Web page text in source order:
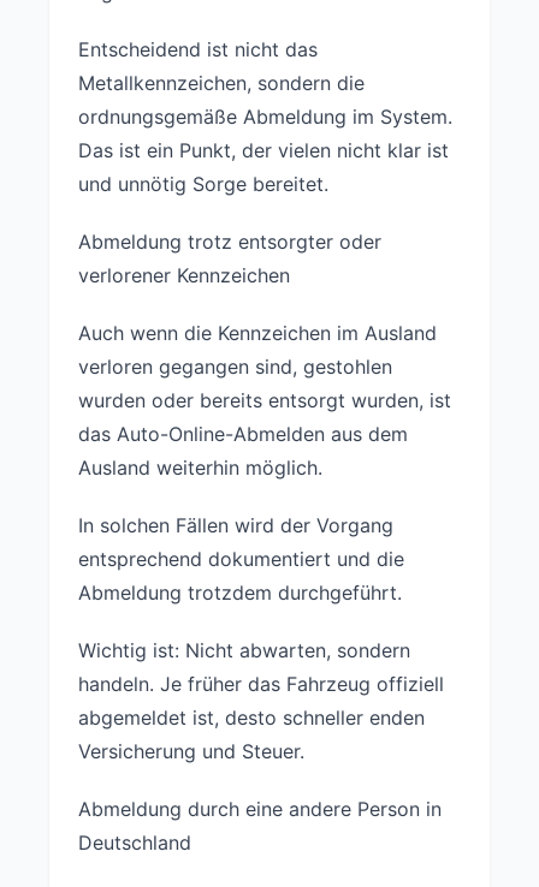
Entscheidend ist nicht das
Metallkennzeichen, sondern die
ordnungsgemäße Abmeldung im System.
Das ist ein Punkt, der vielen nicht klar ist
und unnötig Sorge bereitet.
Abmeldung trotz entsorgter oder
verlorener Kennzeichen
Auch wenn die Kennzeichen im Ausland
verloren gegangen sind, gestohlen
wurden oder bereits entsorgt wurden, ist
das Auto-Online-Abmelden aus dem
Ausland weiterhin möglich.
In solchen Fällen wird der Vorgang
entsprechend dokumentiert und die
Abmeldung trotzdem durchgeführt.
Wichtig ist: Nicht abwarten, sondern
handeln. Je früher das Fahrzeug offiziell
abgemeldet ist, desto schneller enden
Versicherung und Steuer.
Abmeldung durch eine andere Person in
Deutschland